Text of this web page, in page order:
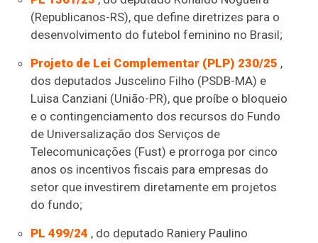
(Republicanos-RS), que define diretrizes para o
desenvolvimento do futebol feminino no Brasil;
Projeto de Lei Complementar (PLP) 230/25 ,
dos deputados Juscelino Filho (PSDB-MA) e
Luisa Canziani (União-PR), que proíbe o bloqueio
e o contingenciamento dos recursos do Fundo
de Universalização dos Serviços de
Telecomunicações (Fust) e prorroga por cinco
anos os incentivos fiscais para empresas do
setor que investirem diretamente em projetos
do fundo;
PL 499/24 , do deputado Raniery Paulino